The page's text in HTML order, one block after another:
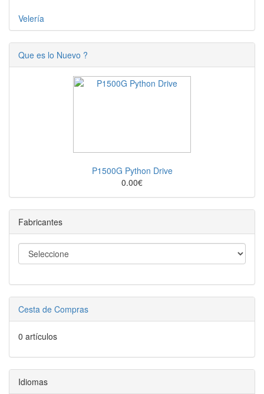
Velería
Que es lo Nuevo ?
P1500G Python Drive
0.00€
Fabricantes
Cesta de Compras
0 artículos
Idiomas